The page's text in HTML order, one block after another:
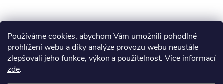
Používáme cookies, abychom Vám umožnili pohodlné
prohlížení webu a díky analýze provozu webu neustále
zlepšovali jeho funkce, výkon a použitelnost. Více informací
zde.